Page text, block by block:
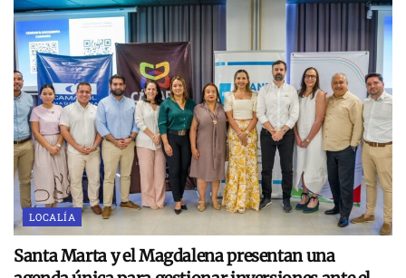
LOCALÍA
Santa Marta y el Magdalena presentan una